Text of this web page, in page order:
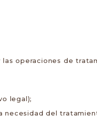
operaciones de
legal);
necesidad del